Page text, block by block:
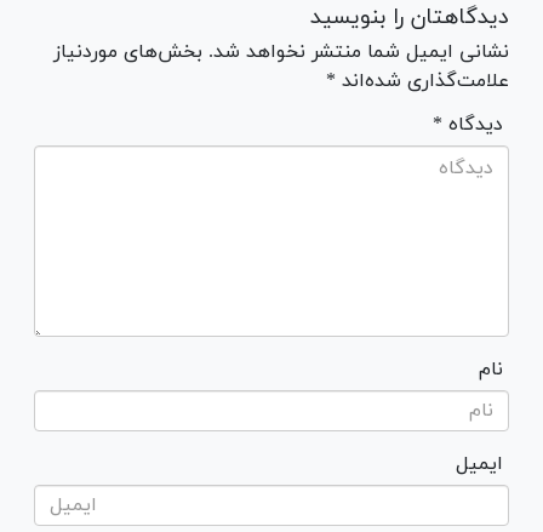
دیدگاهتان را بنویسید
نشانی ایمیل شما منتشر نخواهد شد. بخش‌های موردنیاز
علامت‌گذاری شده‌اند *
* دیدگاه
نام
ایمیل